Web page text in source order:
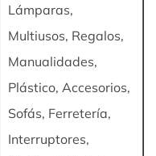
Lámparas,
Multiusos, Regalos,
Manualidades,
Plástico, Accesorios,
Sofás, Ferretería,
Interruptores,